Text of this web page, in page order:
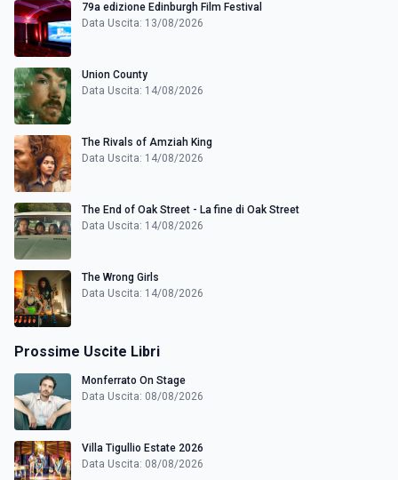
79a edizione Edinburgh Film Festival
Data Uscita: 13/08/2026
Union County
Data Uscita: 14/08/2026
The Rivals of Amziah King
Data Uscita: 14/08/2026
The End of Oak Street - La fine di Oak Street
Data Uscita: 14/08/2026
The Wrong Girls
Data Uscita: 14/08/2026
Prossime Uscite Libri
Monferrato On Stage
Data Uscita: 08/08/2026
Villa Tigullio Estate 2026
Data Uscita: 08/08/2026